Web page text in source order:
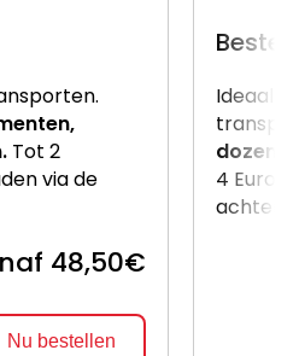
Tot 2
via de
48,50€
Nu bestellen
Ideaal
dozen
4